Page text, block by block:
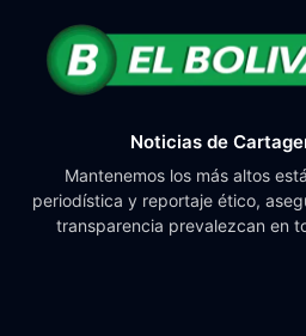
Noticias de
Mantenemos los más altos
periodística y reportaje ético,
transparencia prevalezcan en